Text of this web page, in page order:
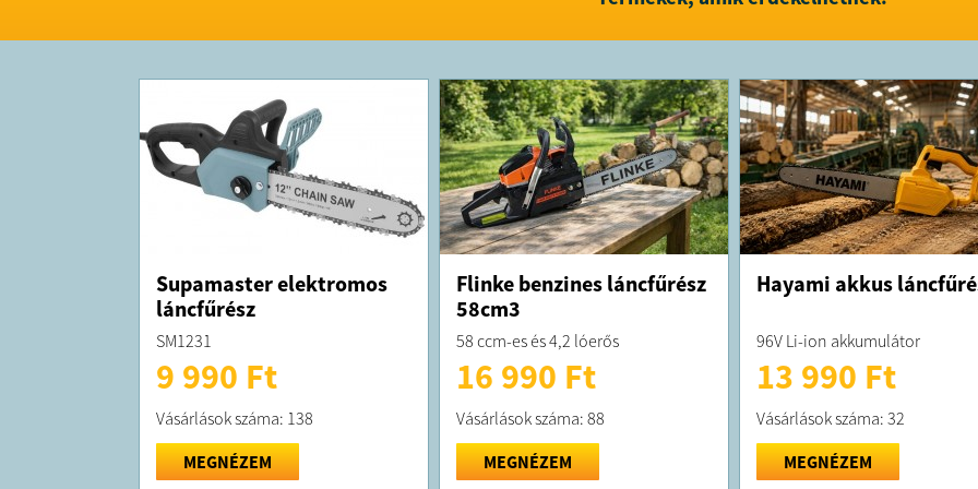
Könnyű
Szénkefe
kevesebb
Teljes
egy
Alkalmas
Ez a 2
választás,
vágyik
A
A
Supamaster elektromos
láncfűrész
SM1231
9 990 Ft
Vásárlások száma: 138
MEGNÉZEM
Flinke benzines láncfűrész
58cm3
58 ccm-es és 4,2 lóerős
16 990 Ft
Vásárlások száma: 88
MEGNÉZEM
Hayami akkus
96V Li-ion akkumulátor
13 990 Ft
Vásárlások száma: 32
MEGNÉZEM